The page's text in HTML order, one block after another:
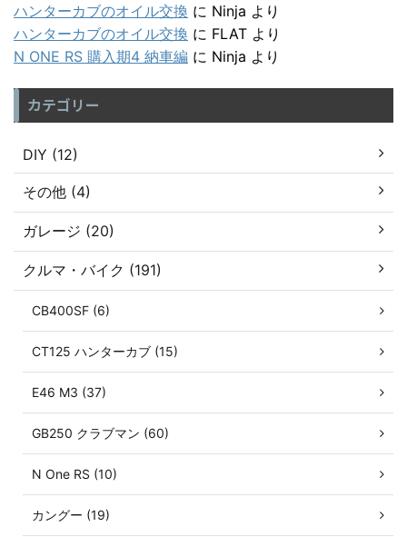
ハンターカブのオイル交換 に Ninja より
ハンターカブのオイル交換 に FLAT より
N ONE RS 購入期4 納車編 に Ninja より
カテゴリー
DIY (12)
その他 (4)
ガレージ (20)
クルマ・バイク (191)
CB400SF (6)
CT125 ハンターカブ (15)
E46 M3 (37)
GB250 クラブマン (60)
N One RS (10)
カングー (19)